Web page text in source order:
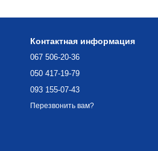
Контактная информация
067 506-20-36
050 417-19-79
093 155-07-43
Перезвонить вам?